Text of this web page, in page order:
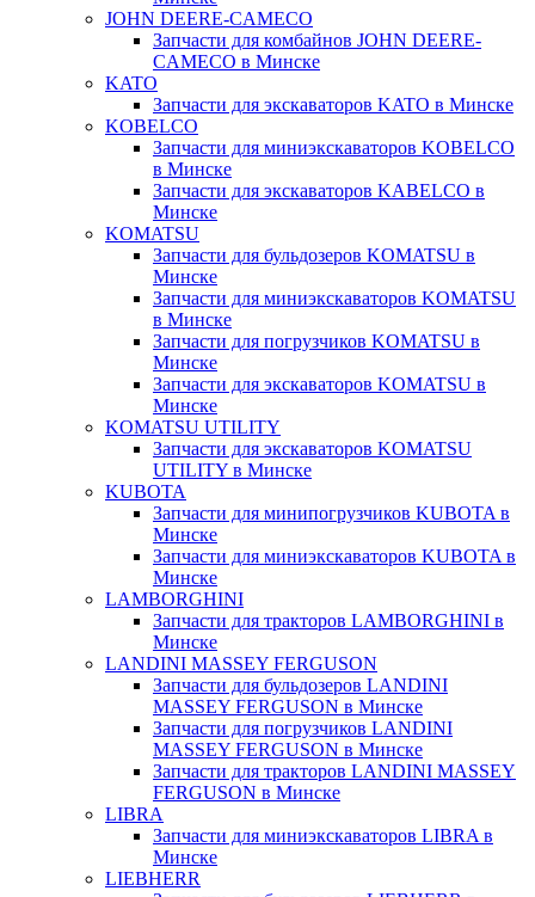
JOHN DEERE-CAMECO
Запчасти для комбайнов JOHN DEERE-
CAMECO в Минске
KATO
Запчасти для экскаваторов KATO в Минске
KOBELCO
Запчасти для миниэкскаваторов KOBELCO
в Минске
Запчасти для экскаваторов KABELCO в
Минске
KOMATSU
Запчасти для бульдозеров KOMATSU в
Минске
Запчасти для миниэкскаваторов KOMATSU
в Минске
Запчасти для погрузчиков KOMATSU в
Минске
Запчасти для экскаваторов KOMATSU в
Минске
KOMATSU UTILITY
Запчасти для экскаваторов KOMATSU
UTILITY в Минске
KUBOTA
Запчасти для минипогрузчиков KUBOTA в
Минске
Запчасти для миниэкскаваторов KUBOTA в
Минске
LAMBORGHINI
Запчасти для тракторов LAMBORGHINI в
Минске
LANDINI MASSEY FERGUSON
Запчасти для бульдозеров LANDINI
MASSEY FERGUSON в Минске
Запчасти для погрузчиков LANDINI
MASSEY FERGUSON в Минске
Запчасти для тракторов LANDINI MASSEY
FERGUSON в Минске
LIBRA
Запчасти для миниэкскаваторов LIBRA в
Минске
LIEBHERR